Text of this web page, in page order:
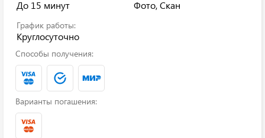
До 15 минут Фото, Скан
График работы:
Круглосуточно
Способы получения:
Варианты погашения: